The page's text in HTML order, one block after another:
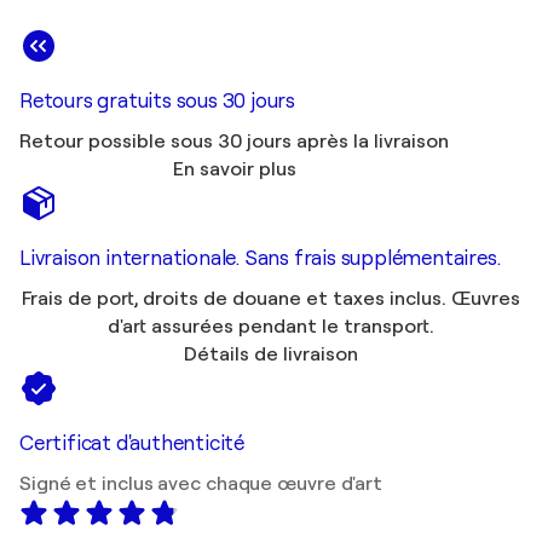
Retours gratuits sous 30 jours
Retour possible sous 30 jours après la livraison
En savoir plus
Livraison internationale. Sans frais supplémentaires.
Frais de port, droits de douane et taxes inclus. Œuvres
d'art assurées pendant le transport.
Détails de livraison
Certificat d'authenticité
Signé et inclus avec chaque œuvre d'art